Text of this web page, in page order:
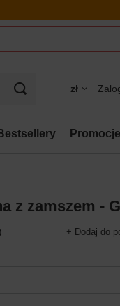
zł
Promocje
z zamszem -
+ Dodaj do